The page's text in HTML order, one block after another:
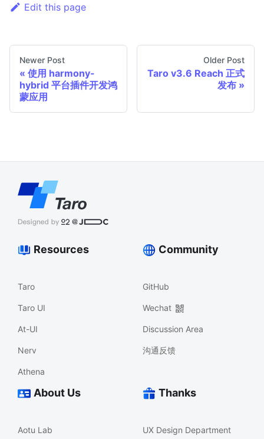
Edit this page
Newer Post
使用 harmony-
hybrid 平台插件开发鸿
蒙应用
Older Post
Taro v3.6 Reach 正式
发布
Resources
Taro
Taro UI
At-UI
Nerv
Athena
Community
GitHub
Wechat
Discussion Area
沟通反馈
About Us
Aotu Lab
Thanks
UX Design Department